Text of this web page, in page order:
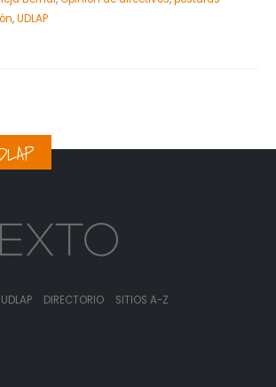
,UDLAP
UDLAP DIRECTORIO SITIOS A-Z